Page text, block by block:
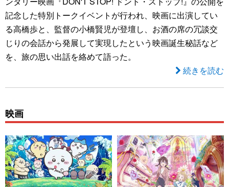
記念した特別トークイベントが行われ、映画に出演してい
る高橋歩と、監督の小橋賢児が登壇し、お酒の席の冗談交
じりの会話から発展して実現したという映画誕生秘話など
を、旅の思い出話を絡めて語った。
続きを読む
映画